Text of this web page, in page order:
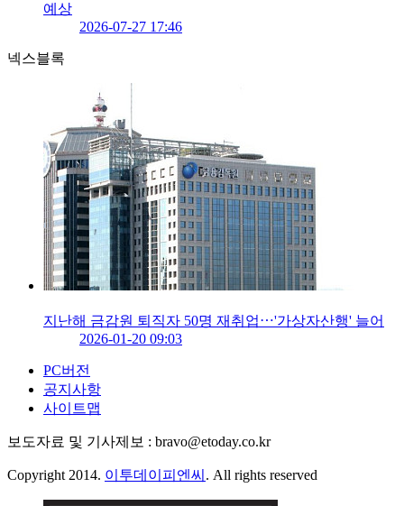
예상
2026-07-27 17:46
넥스블록
지난해 금감원 퇴직자 50명 재취업⋯'가상자산행' 늘어
2026-01-20 09:03
PC버전
공지사항
사이트맵
보도자료 및 기사제보 : bravo@etoday.co.kr
Copyright 2014. 이투데이피엔씨 . All rights reserved